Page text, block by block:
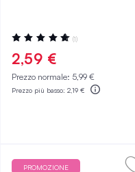
Valutazione:
100%
(1)
2,59 €
Prezzo normale: 5,99 €
Prezzo più basso: 2,19 €
PROMOZIONE